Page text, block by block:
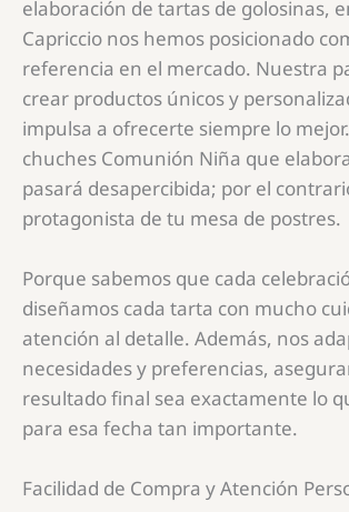
elaboración de tartas de golosinas,
Capriccio nos hemos posicionado
referencia en el mercado. Nuestra
crear productos únicos y
impulsa a ofrecerte siempre lo
chuches Comunión Niña que
pasará desapercibida; por el
protagonista de tu mesa de postres.
Porque sabemos que cada
diseñamos cada tarta con mucho
atención al detalle. Además, nos
necesidades y preferencias,
resultado final sea exactamente lo
para esa fecha tan importante.
Facilidad de Compra y Atención